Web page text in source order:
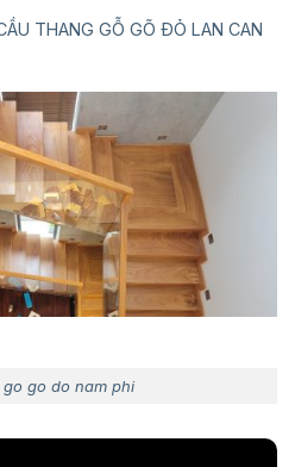
THANG GỖ GÕ ĐỎ LAN CAN
go do nam phi